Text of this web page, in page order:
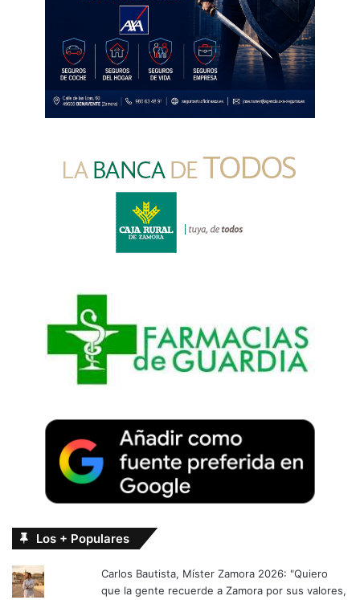
Los + Populares
Carlos Bautista, Míster Zamora 2026: "Quiero
que la gente recuerde a Zamora por sus valores,